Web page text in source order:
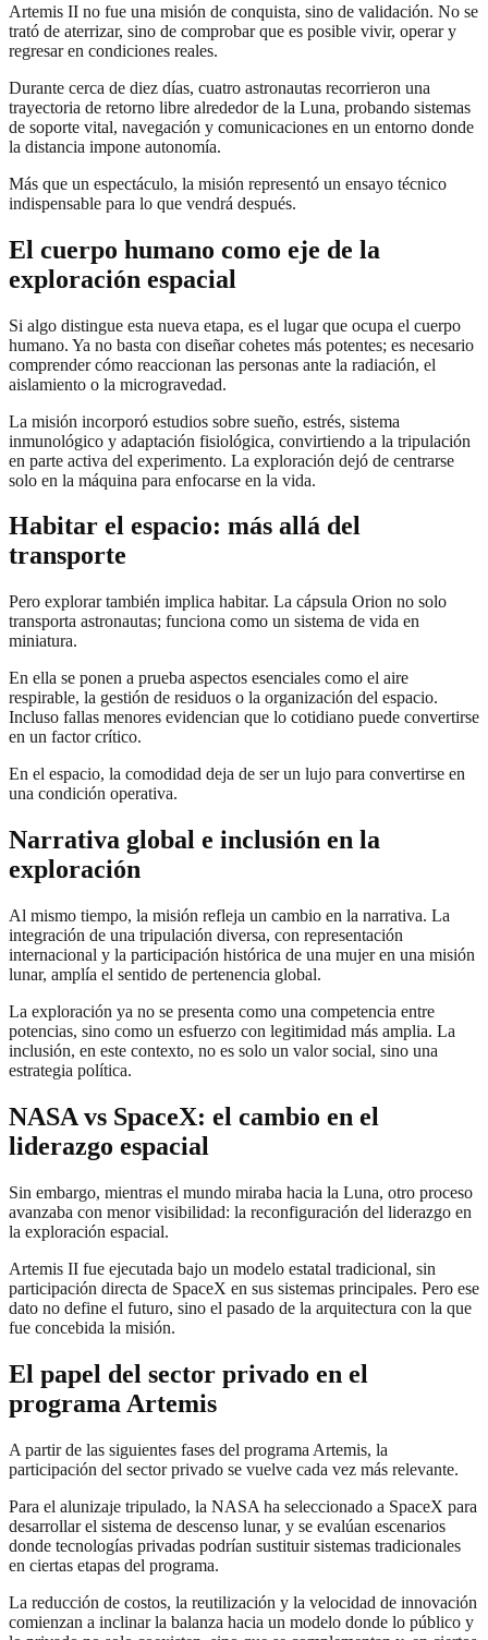
Artemis II no fue una misión de conquista, sino de validación. No se
trató de aterrizar, sino de comprobar que es posible vivir, operar y
regresar en condiciones reales.
Durante cerca de diez días, cuatro astronautas recorrieron una
trayectoria de retorno libre alrededor de la Luna, probando sistemas
de soporte vital, navegación y comunicaciones en un entorno donde
la distancia impone autonomía.
Más que un espectáculo, la misión representó un ensayo técnico
indispensable para lo que vendrá después.
El cuerpo humano como eje de la
exploración espacial
Si algo distingue esta nueva etapa, es el lugar que ocupa el cuerpo
humano. Ya no basta con diseñar cohetes más potentes; es necesario
comprender cómo reaccionan las personas ante la radiación, el
aislamiento o la microgravedad.
La misión incorporó estudios sobre sueño, estrés, sistema
inmunológico y adaptación fisiológica, convirtiendo a la tripulación
en parte activa del experimento. La exploración dejó de centrarse
solo en la máquina para enfocarse en la vida.
Habitar el espacio: más allá del
transporte
Pero explorar también implica habitar. La cápsula Orion no solo
transporta astronautas; funciona como un sistema de vida en
miniatura.
En ella se ponen a prueba aspectos esenciales como el aire
respirable, la gestión de residuos o la organización del espacio.
Incluso fallas menores evidencian que lo cotidiano puede convertirse
en un factor crítico.
En el espacio, la comodidad deja de ser un lujo para convertirse en
una condición operativa.
Narrativa global e inclusión en la
exploración
Al mismo tiempo, la misión refleja un cambio en la narrativa. La
integración de una tripulación diversa, con representación
internacional y la participación histórica de una mujer en una misión
lunar, amplía el sentido de pertenencia global.
La exploración ya no se presenta como una competencia entre
potencias, sino como un esfuerzo con legitimidad más amplia. La
inclusión, en este contexto, no es solo un valor social, sino una
estrategia política.
NASA vs SpaceX: el cambio en el
liderazgo espacial
Sin embargo, mientras el mundo miraba hacia la Luna, otro proceso
avanzaba con menor visibilidad: la reconfiguración del liderazgo en
la exploración espacial.
Artemis II fue ejecutada bajo un modelo estatal tradicional, sin
participación directa de SpaceX en sus sistemas principales. Pero ese
dato no define el futuro, sino el pasado de la arquitectura con la que
fue concebida la misión.
El papel del sector privado en el
programa Artemis
A partir de las siguientes fases del programa Artemis, la
participación del sector privado se vuelve cada vez más relevante.
Para el alunizaje tripulado, la NASA ha seleccionado a SpaceX para
desarrollar el sistema de descenso lunar, y se evalúan escenarios
donde tecnologías privadas podrían sustituir sistemas tradicionales
en ciertas etapas del programa.
La reducción de costos, la reutilización y la velocidad de innovación
comienzan a inclinar la balanza hacia un modelo donde lo público y